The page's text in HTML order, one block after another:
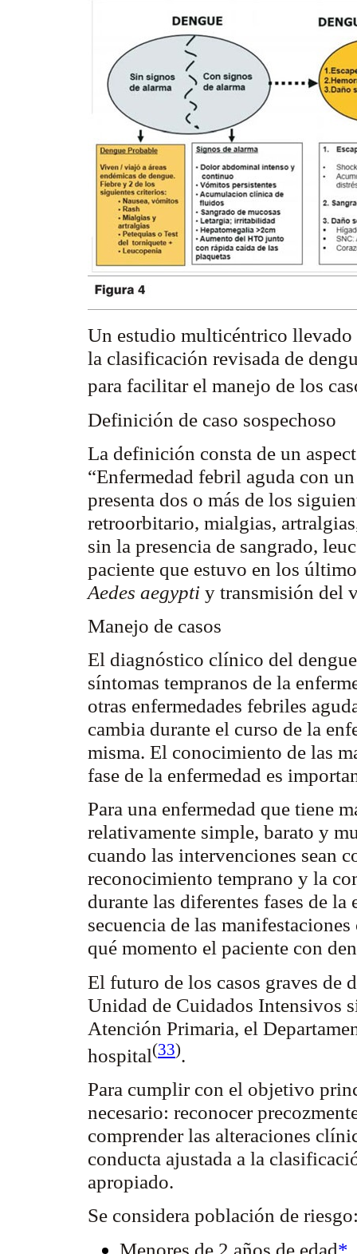
Un estudio multicéntrico llevado
la clasificación revisada de
para facilitar el manejo de los
Definición de caso sospechoso
La definición consta de un
“Enfermedad febril aguda con
presenta dos o más de los
retroorbitario, mialgias,
sin la presencia de sangrado,
paciente que estuvo en los
Aedes aegypti y transmisión del
Manejo de casos
El diagnóstico clínico del
síntomas tempranos de la
otras enfermedades febriles
cambia durante el curso de la
misma. El conocimiento de las
fase de la enfermedad es
Para una enfermedad que tiene
relativamente simple, barato y
cuando las intervenciones sean
reconocimiento temprano y la
durante las diferentes fases de
secuencia de las
qué momento el paciente con
El futuro de los casos graves de
Unidad de Cuidados Intensivos
Atención Primaria, el
hospital(33).
Para cumplir con el objetivo
necesario: reconocer
comprender las alteraciones
conducta ajustada a la
apropiado.
Se considera población de
Menores de 2 años de edad*